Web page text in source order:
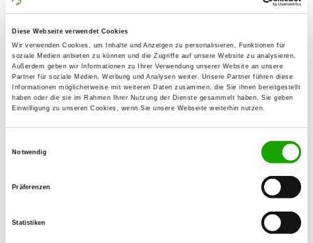
Diese Webseite verwendet Cookies
Wir verwenden Cookies, um Inhalte und Anzeigen zu personalisieren, Funktionen für
soziale Medien anbieten zu können und die Zugriffe auf unsere Website zu analysieren.
Außerdem geben wir Informationen zu Ihrer Verwendung unserer Website an unsere
Partner für soziale Medien, Werbung und Analysen weiter. Unsere Partner führen diese
Informationen möglicherweise mit weiteren Daten zusammen, die Sie ihnen bereitgestellt
haben oder die sie im Rahmen Ihrer Nutzung der Dienste gesammelt haben. Sie geben
Einwilligung zu unseren Cookies, wenn Sie unsere Webseite weiterhin nutzen.
Notwendig
Präferenzen
Statistiken
OG - Lüneburg-Deutsch-Evern e.V.
Details
Kreisstr. 52
21407 Deutsch-Evern
OG - Bleckede
Details
OG - Elbufer-Drawehn e.V.
21354 Bleckede